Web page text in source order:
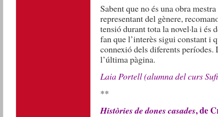
Sabent que no és una obra
representant del gènere,
tensió durant tota la novel·la i és
fan que l’interès sigui constant i
connexió dels diferents
l’última pàgina.
Laia Portell (alumna del curs
**
Històries de dones casades, de